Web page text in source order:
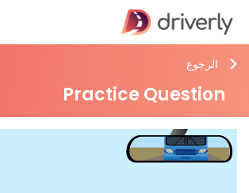
الرجوع
Practice Question